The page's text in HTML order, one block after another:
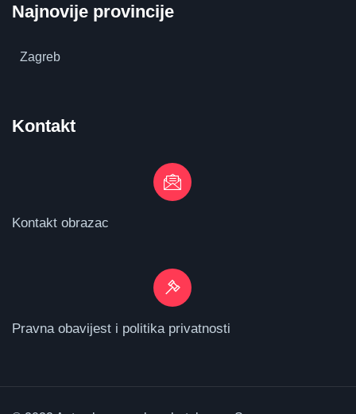
Najnovije provincije
Zagreb
Kontakt
Kontakt obrazac
Pravna obavijest i politika privatnosti